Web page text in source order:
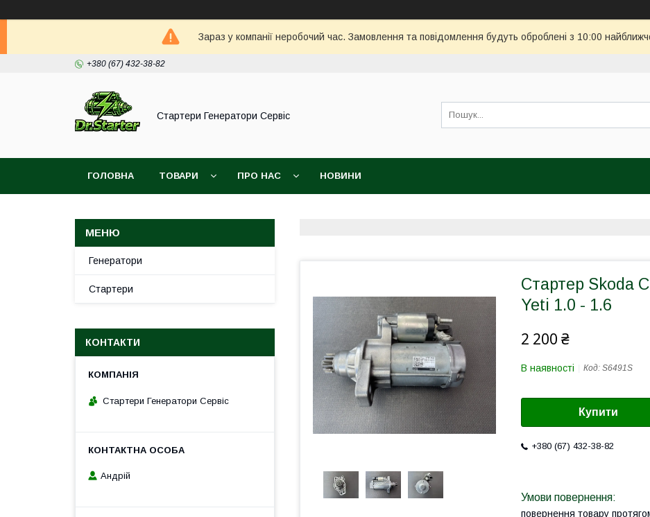
Зараз у компанії неробочий час. Замовлення та повідомлення будуть оброблені з 10:00
+380 (67) 432-38-82
Стартери Генератори Сервіс
ГОЛОВНА ТОВАРИ ПРО НАС НОВИНИ
Стартер Skoda
Yeti 1.0 - 1.6
2 200 ₴
В наявності Код: S6491S
Купити
+380 (67) 432-38-82
повернення товару
Генератори
Стартери
КОНТАКТИ
Стартери Генератори Сервіс
Андрій